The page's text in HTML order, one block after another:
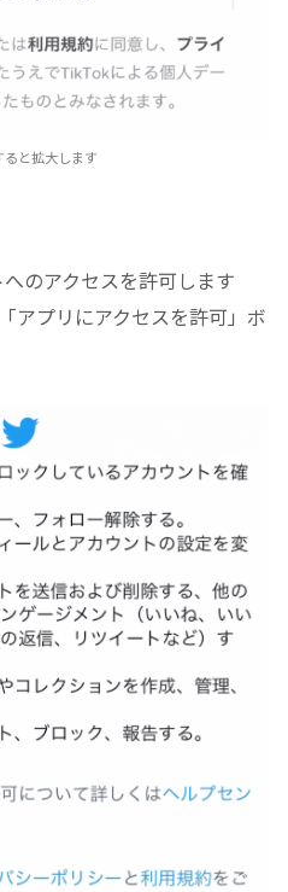
ると拡大します
のアクセスを許可します
アプリにアクセスを許可」ボ